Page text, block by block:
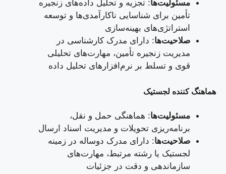
مسئولیت‌ها: تجزیه و تحلیل داده‌های زنجیره
تأمین برای شناسایی ناکارآمدی‌ها و توسعه
استراتژی‌های بهینه‌سازی
صلاحیت‌ها: دارای مدرک کارشناسی در
مدیریت زنجیره تأمین، مهارت‌های تحلیلی
قوی و تسلط بر نرم‌افزارهای تحلیل داده
هماهنگ کننده لجستیک
مسئولیت‌ها: هماهنگی حمل و نقل،
برنامه‌ریزی تحویلات و مدیریت اسناد ارسال
صلاحیت‌ها: دارای مدرک دوساله در زمینه
لجستیک یا رشته مرتبط، مهارت‌های
سازماندهی و دقت در جزئیات